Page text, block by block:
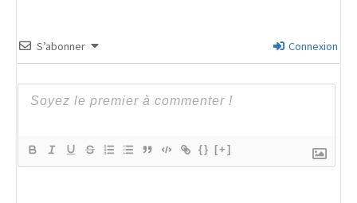
S’abonner Connexion
{} [+]